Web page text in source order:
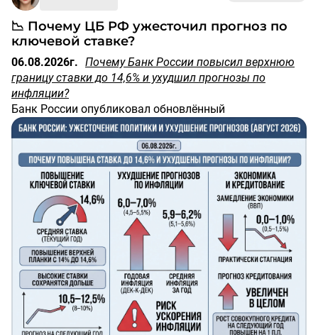
📉 Почему ЦБ РФ ужесточил прогноз по
ключевой ставке?
06.08.2026г. Почему Банк России повысил верхнюю
границу ставки до 14,6% и ухудшил прогнозы по
инфляции?
Банк России опубликовал обновлённый
макропрогноз.
ПОВЫШЕНИЕ ПЛАНКИ СРЕДНЕЙ КДЮЧЕВОЙ СТАВКИ
Самое главное изменение регулятор
повысил
верхнюю планку средней ключевой ставки для
текущего года с 14% до 14,6%.
Это означает, что высокие процентные ставки будут
сохраняться дольше.
Прогнозная траектория ставок на следующий год
также стала более жёсткой: диапазон повышен с8-
10%
10,5-12,5%
📊ПОЧЕМУ ЭТО ВАЖНО?